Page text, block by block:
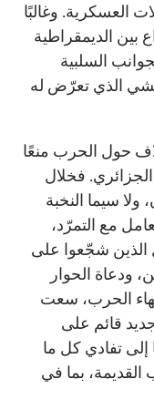
العسكرية. وغالبًا
بين الديمقراطية
السلبية
الذي تعرّض له
حول الحرب منعًا
فخلال
ولا سيما النخبة
مع التمرّد،
الذين شجّعوا على
ودعاة الحوار
الحرب، سعت
قائم على
إلى تفادي كل ما
بما في